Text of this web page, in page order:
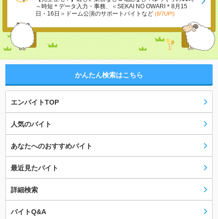
～時短＊データ入力・事務、＜SEKAI NO OWARI＊8月15
日・16日＞ドーム公演のサポートバイトなど (8/7UP!)
かんたん検索はこちら
エンバイトTOP
人気のバイト
あなたへのおすすめバイト
最近見たバイト
詳細検索
バイトQ&A